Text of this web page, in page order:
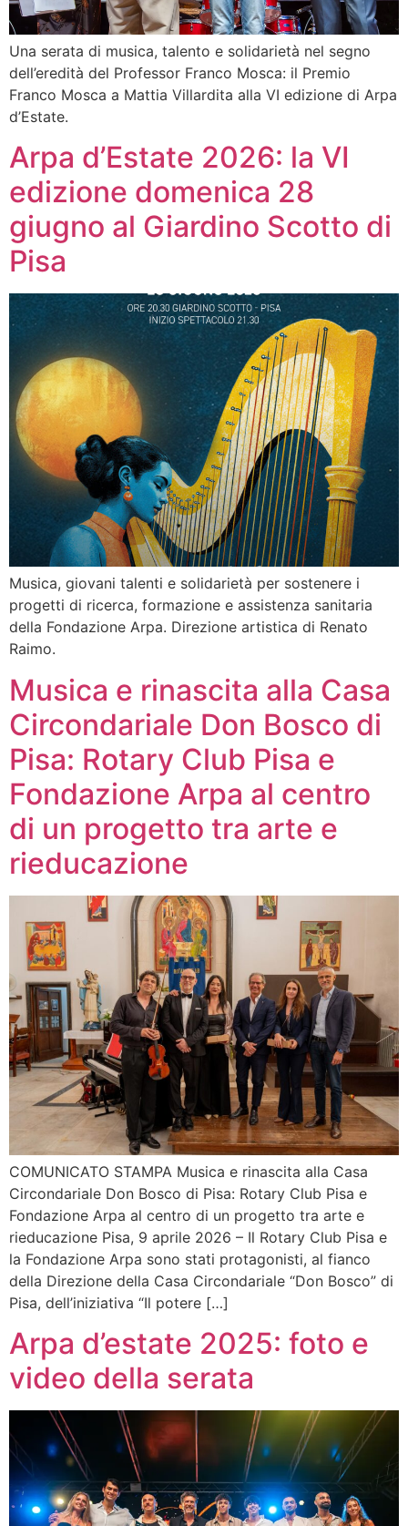
Una serata di musica, talento e solidarietà nel segno
dell’eredità del Professor Franco Mosca: il Premio
Franco Mosca a Mattia Villardita alla VI edizione di Arpa
d’Estate.
Arpa d’Estate 2026: la VI
edizione domenica 28
giugno al Giardino Scotto di
Pisa
Musica, giovani talenti e solidarietà per sostenere i
progetti di ricerca, formazione e assistenza sanitaria
della Fondazione Arpa. Direzione artistica di Renato
Raimo.
Musica e rinascita alla Casa
Circondariale Don Bosco di
Pisa: Rotary Club Pisa e
Fondazione Arpa al centro
di un progetto tra arte e
rieducazione
COMUNICATO STAMPA Musica e rinascita alla Casa
Circondariale Don Bosco di Pisa: Rotary Club Pisa e
Fondazione Arpa al centro di un progetto tra arte e
rieducazione Pisa, 9 aprile 2026 – Il Rotary Club Pisa e
la Fondazione Arpa sono stati protagonisti, al fianco
della Direzione della Casa Circondariale “Don Bosco” di
Pisa, dell’iniziativa “Il potere […]
Arpa d’estate 2025: foto e
video della serata